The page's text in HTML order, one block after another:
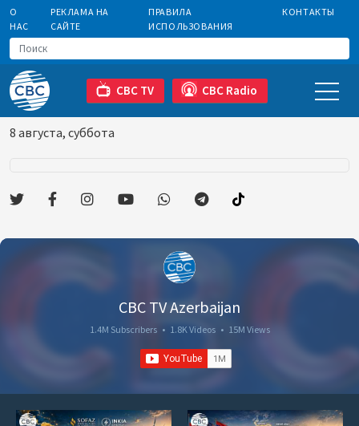
О
НАС
РЕКЛАМА НА
САЙТЕ
ПРАВИЛА
ИСПОЛЬЗОВАНИЯ
КОНТАКТЫ
CBC TV CBC Radio
8 августа, суббота
CBC TV Azerbaijan
1.4M Subscribers • 1.8K Videos • 15M Views